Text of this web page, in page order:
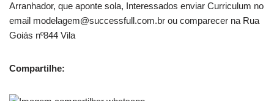
Arranhador, que aponte sola, Interessados enviar Curriculum no
email modelagem@successfull.com.br ou comparecer na Rua
Goiás nº844 Vila
Compartilhe: